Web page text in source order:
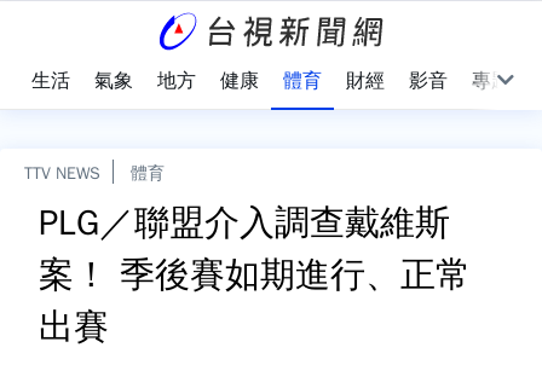
生活 氣象 地方 健康 體育 財經 影音 專題
TTV NEWS 體育
PLG／聯盟介入調查戴維斯
案！ 季後賽如期進行、正常
出賽